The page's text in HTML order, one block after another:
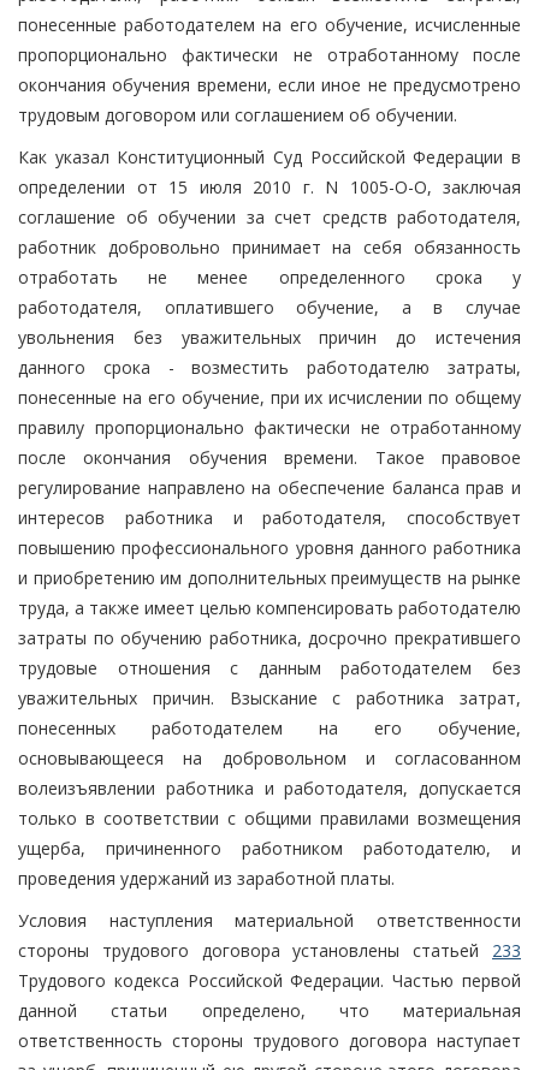
понесенные работодателем на его обучение, исчисленные
пропорционально фактически не отработанному после
окончания обучения времени, если иное не предусмотрено
трудовым договором или соглашением об обучении.
Как указал Конституционный Суд Российской Федерации в
определении от 15 июля 2010 г. N 1005-О-О, заключая
соглашение об обучении за счет средств работодателя,
работник добровольно принимает на себя обязанность
отработать не менее определенного срока у
работодателя, оплатившего обучение, а в случае
увольнения без уважительных причин до истечения
данного срока - возместить работодателю затраты,
понесенные на его обучение, при их исчислении по общему
правилу пропорционально фактически не отработанному
после окончания обучения времени. Такое правовое
регулирование направлено на обеспечение баланса прав и
интересов работника и работодателя, способствует
повышению профессионального уровня данного работника
и приобретению им дополнительных преимуществ на рынке
труда, а также имеет целью компенсировать работодателю
затраты по обучению работника, досрочно прекратившего
трудовые отношения с данным работодателем без
уважительных причин. Взыскание с работника затрат,
понесенных работодателем на его обучение,
основывающееся на добровольном и согласованном
волеизъявлении работника и работодателя, допускается
только в соответствии с общими правилами возмещения
ущерба, причиненного работником работодателю, и
проведения удержаний из заработной платы.
Условия наступления материальной ответственности
стороны трудового договора установлены статьей 233
Трудового кодекса Российской Федерации. Частью первой
данной статьи определено, что материальная
ответственность стороны трудового договора наступает